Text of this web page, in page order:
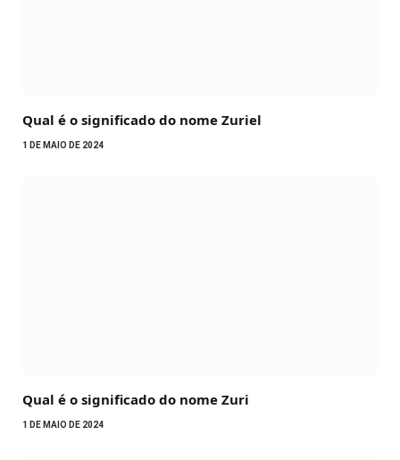
Qual é o significado do nome Zuriel
1 DE MAIO DE 2024
Qual é o significado do nome Zuri
1 DE MAIO DE 2024